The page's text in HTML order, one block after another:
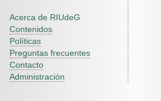
Acerca de RIUdeG
Contenidos
Políticas
Preguntas frecuentes
Contacto
Administración